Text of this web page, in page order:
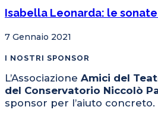
Isabella Leonarda: le
7 Gennaio 2021
I NOSTRI SPONSOR
L’Associazione Amici del
del Conservatorio Niccolò
sponsor per l’aiuto concreto.